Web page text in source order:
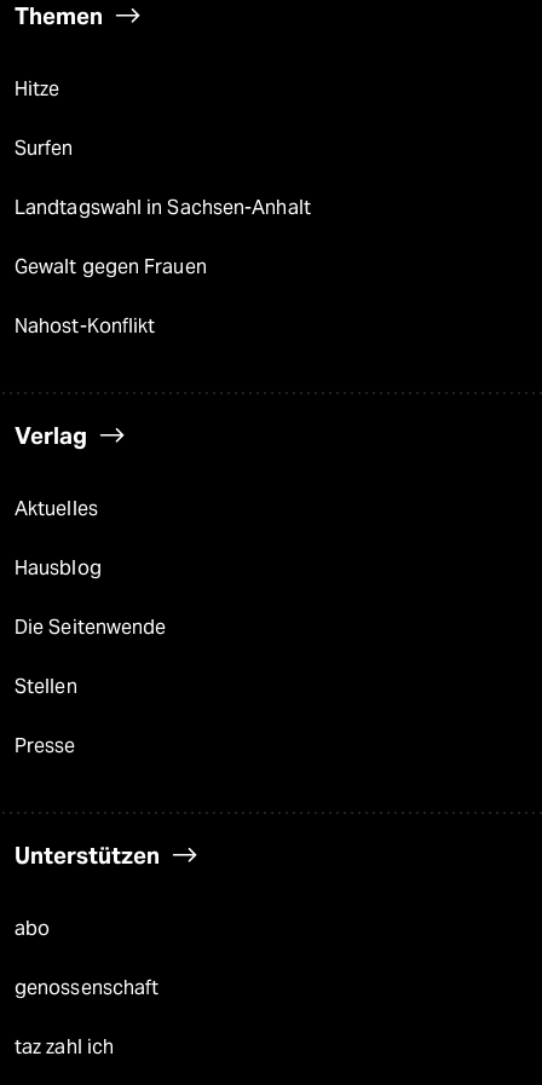
Themen
Hitze
Surfen
Landtagswahl in Sachsen-Anhalt
Gewalt gegen Frauen
Nahost-Konflikt
Verlag
Aktuelles
Hausblog
Die Seitenwende
Stellen
Presse
Unterstützen
abo
genossenschaft
taz zahl ich